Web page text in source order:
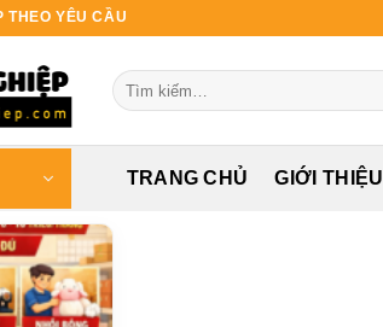
THEO YÊU CẦU
Tìm
kiếm:
TRANG CHỦ GIỚI THIỆU